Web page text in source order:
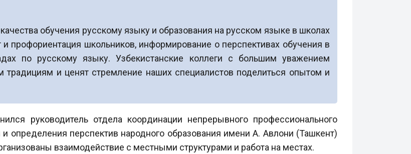
обучения русскому языку и образования на русском языке в школах
профориентация школьников, информирование о перспективах обучения в
по русскому языку. Узбекистанские коллеги с большим уважением
традициям и ценят стремление наших специалистов поделиться опытом и
руководитель отдела координации непрерывного профессионального
определения перспектив народного образования имени А. Авлони (Ташкент)
взаимодействие с местными структурами и работа на местах.